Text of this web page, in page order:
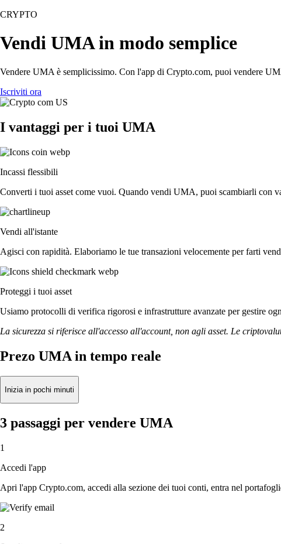
CRYPTO
Vendi UMA in modo semplice
Vendere UMA è semplicissimo. Con l'app di Crypto.com, puoi vendere
Iscriviti ora
I vantaggi per i tuoi UMA
Incassi flessibili
Converti i tuoi asset come vuoi. Quando vendi UMA, puoi scambiarli con
Vendi all'istante
Agisci con rapidità. Elaboriamo le tue transazioni velocemente per farti
Proteggi i tuoi asset
Usiamo protocolli di verifica rigorosi e infrastrutture avanzate per gestire
La sicurezza si riferisce all'accesso all'account, non agli asset. Le
Prezo UMA in tempo reale
Inizia in pochi minuti
3 passaggi per vendere UMA
1
Accedi l'app
Apri l'app Crypto.com, accedi alla sezione dei tuoi conti, entra nel
2